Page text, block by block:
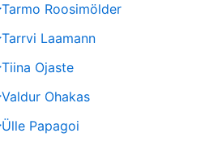
Tarmo Roosimölder
Tarrvi Laamann
Tiina Ojaste
Valdur Ohakas
Ülle Papagoi